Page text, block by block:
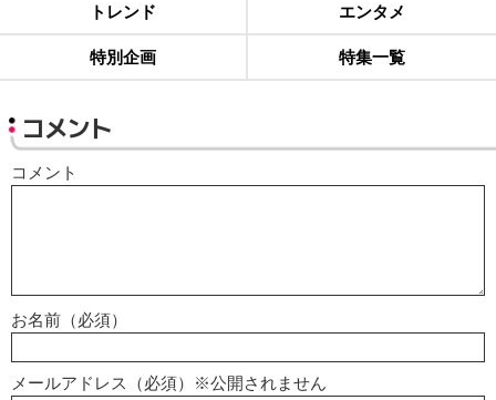
トレンド エンタメ
特別企画 特集一覧
コメント
コメント
お名前（必須）
メールアドレス（必須）※公開されません